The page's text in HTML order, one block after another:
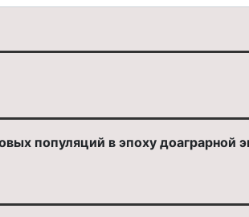
популяций в эпоху доаграрной